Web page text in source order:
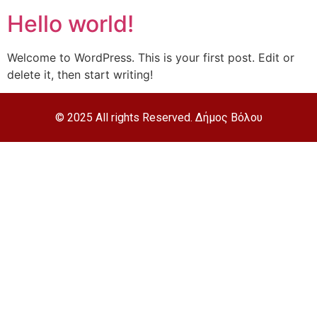
Hello world!
Welcome to WordPress. This is your first post. Edit or
delete it, then start writing!
© 2025 All rights Reserved. Δήμος Βόλου